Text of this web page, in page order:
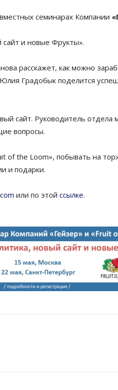
семинарах Компании
сайт и новые Фрукты».
расскажет, как можно
Градобык поделится
сайт. Руководитель отдела
вопросы.
of the Loom», побывать на
и подарки.
или по этой ссылке.